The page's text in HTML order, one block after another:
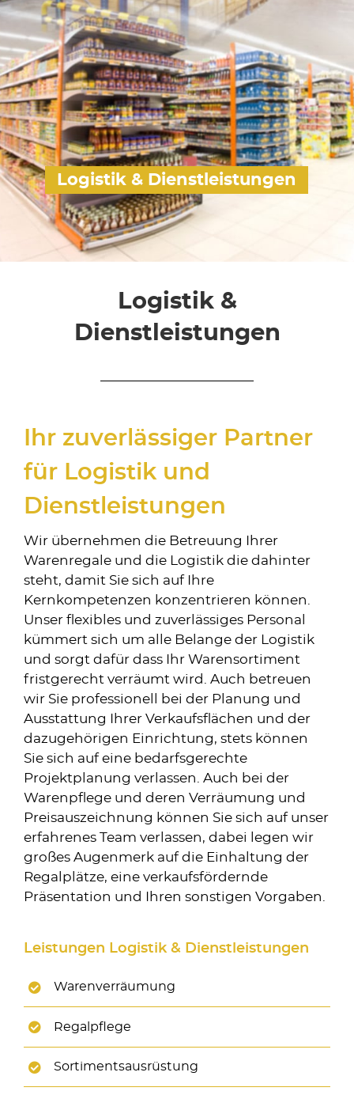
Logistik & Dienstleistungen
Logistik &
Dienstleistungen
Ihr zuverlässiger Partner
für Logistik und
Dienstleistungen
Wir übernehmen die Betreuung Ihrer
Warenregale und die Logistik die dahinter
steht, damit Sie sich auf Ihre
Kernkompetenzen konzentrieren können.
Unser flexibles und zuverlässiges Personal
kümmert sich um alle Belange der Logistik
und sorgt dafür dass Ihr Warensortiment
fristgerecht verräumt wird. Auch betreuen
wir Sie professionell bei der Planung und
Ausstattung Ihrer Verkaufsflächen und der
dazugehörigen Einrichtung, stets können
Sie sich auf eine bedarfsgerechte
Projektplanung verlassen. Auch bei der
Warenpflege und deren Verräumung und
Preisauszeichnung können Sie sich auf unser
erfahrenes Team verlassen, dabei legen wir
großes Augenmerk auf die Einhaltung der
Regalplätze, eine verkaufsfördernde
Präsentation und Ihren sonstigen Vorgaben.
Leistungen Logistik & Dienstleistungen
Warenverräumung
Regalpflege
Sortimentsausrüstung